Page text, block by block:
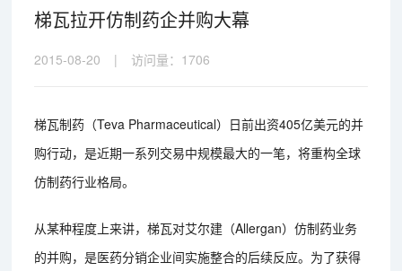
梯瓦拉开仿制药企并购大幕
2015-08-20 | 访问量： 1706
梯瓦制药（Teva Pharmaceutical）日前出资405亿美元的并
购行动，是近期一系列交易中规模最大的一笔，将重构全球
仿制药行业格局。
从某种程度上来讲，梯瓦对艾尔建（Allergan）仿制药业务
的并购，是医药分销企业间实施整合的后续反应。为了获得